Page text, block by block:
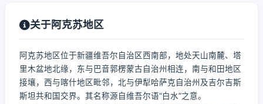
关于阿克苏地区
阿克苏地区位于新疆维吾尔自治区西南部，地处天山南麓、塔
里木盆地北缘，东与巴音郭楞蒙古自治州相连，南与和田地区
接壤，西与喀什地区毗邻，北与伊犁哈萨克自治州及吉尔吉斯
斯坦共和国交界。其名称源自维吾尔语“白水”之意。